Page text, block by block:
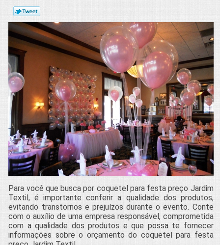
Para você que busca por coquetel para festa preço Jardim
Textil, é importante conferir a qualidade dos produtos,
evitando transtornos e prejuízos durante o evento. Conte
com o auxílio de uma empresa responsável, comprometida
com a qualidade dos produtos e que possa te fornecer
informações sobre o orçamento do coquetel para festa